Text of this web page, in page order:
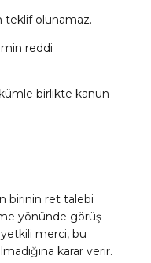
teklif olunamaz.
reddi
birlikte kanun
birinin ret talebi
yönünde görüş
merci, bu
karar verir.